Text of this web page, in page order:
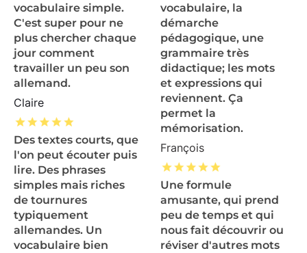
vocabulaire simple.
C'est super pour ne
plus chercher chaque
jour comment
travailler un peu son
allemand.
Claire
Des textes courts, que
l'on peut écouter puis
lire. Des phrases
simples mais riches
de tournures
typiquement
allemandes. Un
vocabulaire bien
vocabulaire, la
démarche
pédagogique, une
grammaire très
didactique; les mots
et expressions qui
reviennent. Ça
permet la
mémorisation.
François
Une formule
amusante, qui prend
peu de temps et qui
nous fait découvrir ou
réviser d'autres mots